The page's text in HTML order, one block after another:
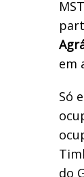
em
Só
do